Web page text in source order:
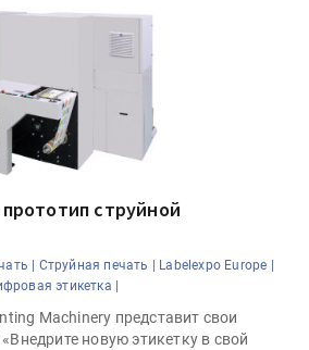
струйной
| Струйная печать |
Labelexpo Europe |
этикетка |
Machinery представит свои
новую этикетку в свой